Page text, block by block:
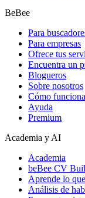
BeBee
Para
Para empresas
Ofrece tus
Encuentra un
Blogueros
Sobre nosotros
Cómo funciona
Ayuda
Premium
Academia y AI
Academia
beBee CV
Aprende lo
Análisis de